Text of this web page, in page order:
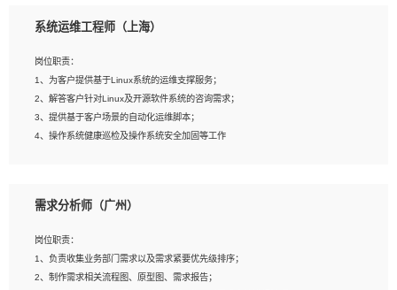
2、熟练使用After Effect、Photo Shop、熟练掌握视频剪辑和特效包装软件；
4、在剪辑上会思考，有一定编导思维；
5、踏实， 勤奋，愿意在工作中不断学习，提高自我；
6、能与同事友好相处。
系统运维工程师（上海）
岗位职责：
1、为客户提供基于Linux系统的运维支撑服务；
2、解答客户针对Linux及开源软件系统的咨询需求；
3、提供基于客户场景的自动化运维脚本；
4、操作系统健康巡检及操作系统安全加固等工作
1、全日制本科计算机相关专业毕业，3年以上相关工作经验；
3、熟练使用脚本语言，shell/python任一种，熟练使用Ansible
4、熟悉linux常见服务、中间件的基本原理、部署以及故障处理，如：Mysql、
Apache、Nginx、Zabbix、Kafka等
需求分析师（广州）
岗位职责：
1、负责收集业务部门需求以及需求紧要优先级排序；
2、制作需求相关流程图、原型图、需求报告；